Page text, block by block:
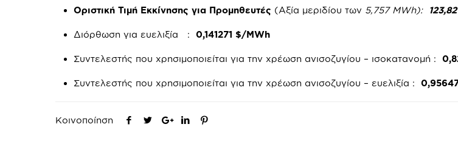
Οριστική Τιμή Εκκίνησης για Προμηθευτές (Αξία μεριδίου των 5,757 MWh):
Διόρθωση για ευελιξία :0,141271 $/MWh
Συντελεστής που χρησιμοποιείται για την χρέωση ανισοζυγίου – ισοκατανομή :
Συντελεστής που χρησιμοποιείται για την χρέωση ανισοζυγίου – ευελιξία :
Κοινοποίηση